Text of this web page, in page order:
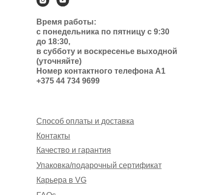
Время работы:
с понедельника по пятницу с 9:30
до 18:30,
в субботу и воскресенье выходной
(уточняйте)
Номер контактного телефона А1
+375 44 734 9699
Способ оплаты и доставка
Контакты
Упаковка/подарочный сертификат
Карьера в VG
Качество и гарантия